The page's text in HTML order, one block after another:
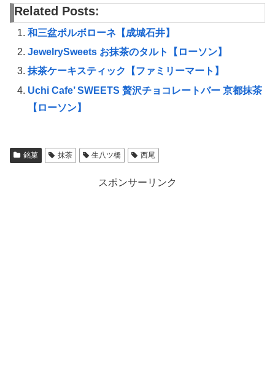
Related Posts:
和三盆ポルボローネ【成城石井】
JewelrySweets お抹茶のタルト【ローソン】
抹茶ケーキスティック【ファミリーマート】
Uchi Cafe’ SWEETS 贅沢チョコレートバー 京都抹茶
【ローソン】
銘菓 抹茶 生八ツ橋 西尾
スポンサーリンク